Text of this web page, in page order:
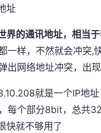
址
界的通讯地址，相当
一样，不然就会冲突,
出网络地址冲突，出
就是一个IP地址
每个部分8bit，总共
快就不够用了